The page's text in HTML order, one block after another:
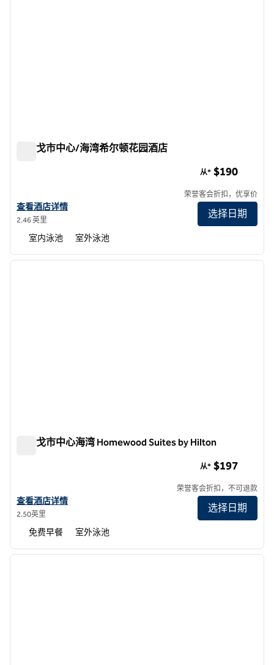
圣迭戈市中心/海湾希尔顿花园酒店
查看希尔顿花园酒店圣地亚哥市中心/海湾的酒店详情
查看酒店详情
2.46 英里
从* $190
荣誉客会折扣，优享价
选择日期
室内泳池 室外泳池
1/12
下一
圣迭戈市中心海湾 Homewood Suites by Hilton
查看Homewood Suites by Hilton圣地亚哥市中心/海湾区的酒店详情
查看酒店详情
2.50英里
从* $197
荣誉客会折扣，不可退款
选择日期
免费早餐 室外泳池
1/5
下一